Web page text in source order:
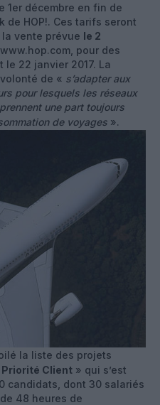
1er décembre en fin de
de HOP!. Ces tarifs seront
vente prévue le 2
pour des
22 janvier 2017. La
de « s’adapter aux
pour lesquels les réseaux
une part toujours
de voyages ».
la liste des projets
Client » qui s’est
candidats, dont 30 salariés
48 heures de